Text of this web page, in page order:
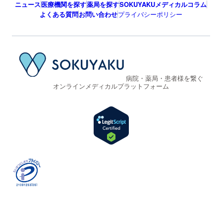
ニュース医療機関を探す薬局を探すSOKUYAKUメディカルコラム
よくある質問お問い合わせプライバシーポリシー
病院・薬局・患者様を繋ぐ
オンラインメディカルプラットフォーム